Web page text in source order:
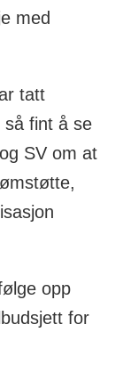
med
tatt
så fint å se
SV om at
opp
for